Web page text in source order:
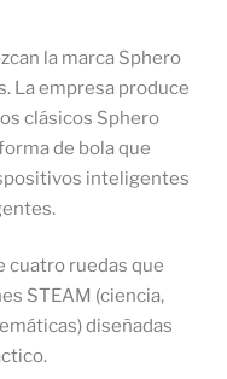
la marca Sphero
La empresa produce
clásicos Sphero
de bola que
inteligentes
cuatro ruedas que
STEAM (ciencia,
diseñadas